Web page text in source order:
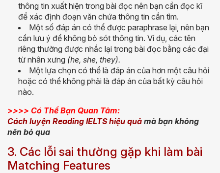
thông tin xuất hiện trong bài đọc nên bạn cần đọc kĩ
để xác định đoạn văn chứa thông tin cần tìm.
Một số đáp án có thể được paraphrase lại, nên bạn
cần lưu ý để không bỏ sót thông tin. Ví dụ, các tên
riêng thường được nhắc lại trong bài đọc bằng các đại
từ nhân xưng (he, she, they).
Một lựa chọn có thể là đáp án của hơn một câu hỏi
hoặc có thể không phải là đáp án của bất kỳ câu hỏi
nào.
>>>> Có Thể Bạn Quan Tâm:
Cách luyện Reading IELTS hiệu quả mà bạn không
nên bỏ qua
3. Các lỗi sai thường gặp khi làm bài
Matching Features